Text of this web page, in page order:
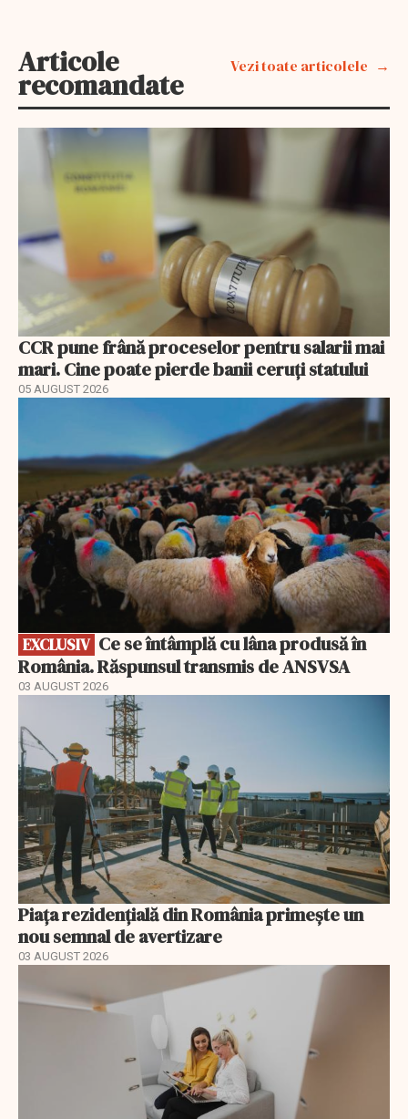
Articole
recomandate
Vezi toate articolele
CCR pune frână proceselor pentru salarii mai
mari. Cine poate pierde banii ceruți statului
05 AUGUST 2026
EXCLUSIV
România. Răspunsul transmis de ANSVSA
03 AUGUST 2026
Piața rezidențială din România primește un
nou semnal de avertizare
03 AUGUST 2026